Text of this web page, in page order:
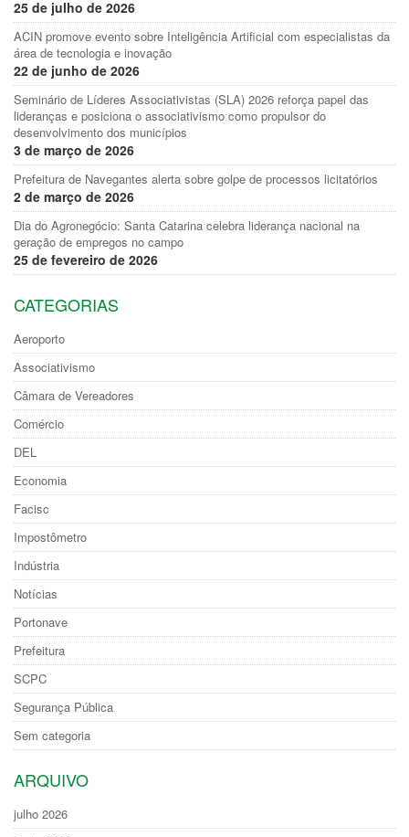
25 de julho de 2026
ACIN promove evento sobre Inteligência Artificial com especialistas da
área de tecnologia e inovação
22 de junho de 2026
Seminário de Líderes Associativistas (SLA) 2026 reforça papel das
lideranças e posiciona o associativismo como propulsor do
desenvolvimento dos municípios
3 de março de 2026
Prefeitura de Navegantes alerta sobre golpe de processos licitatórios
2 de março de 2026
Dia do Agronegócio: Santa Catarina celebra liderança nacional na
geração de empregos no campo
25 de fevereiro de 2026
CATEGORIAS
Aeroporto
Associativismo
Câmara de Vereadores
Comércio
DEL
Economia
Facisc
Impostômetro
Indústria
Notícias
Portonave
Prefeitura
SCPC
Segurança Pública
Sem categoria
ARQUIVO
julho 2026